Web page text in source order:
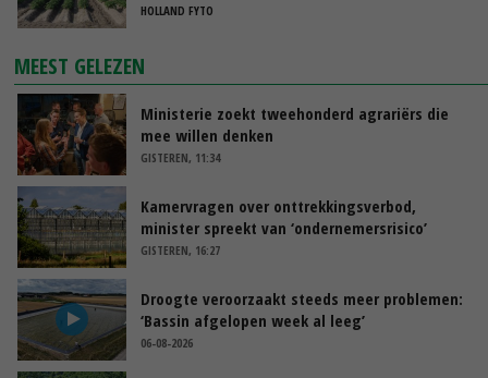
HOLLAND FYTO
MEEST GELEZEN
Ministerie zoekt tweehonderd agrariërs die
mee willen denken
GISTEREN, 11:34
Kamervragen over onttrekkingsverbod,
minister spreekt van ‘ondernemersrisico’
GISTEREN, 16:27
Droogte veroorzaakt steeds meer problemen:
‘Bassin afgelopen week al leeg’
06-08-2026